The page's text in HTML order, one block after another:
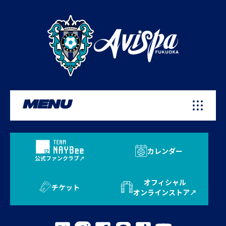
MENU
公式ファンクラブ
カレンダー
チケット
オフィシャル
オンラインストア